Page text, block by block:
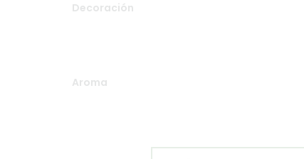
Decoración
Aroma